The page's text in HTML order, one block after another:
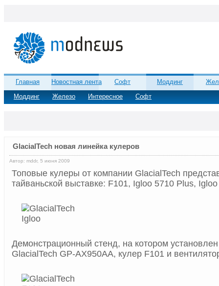
Главная
Новостная лента
Моддинг
Железо Интересное Софт
Софт Моддинг
GlacialTech новая линейка кулеров
Автор: mddr, 5 июня 2009
Топовые кулеры от компании GlacialTech
тайваньской выставке: F101, Igloo 5710 Plus,
Демонстрационный стенд, на котором
GlacialTech GP-AX950AA, кулер F101 и